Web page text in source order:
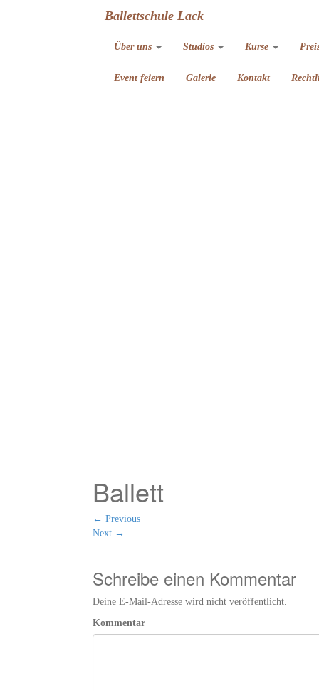
Ballettschule Lack
Über uns Studios Kurse
Event feiern Galerie Kontakt
Ballett
← Previous
Next →
Schreibe einen Kommentar
Deine E-Mail-Adresse wird nicht veröffentlicht.
Kommentar